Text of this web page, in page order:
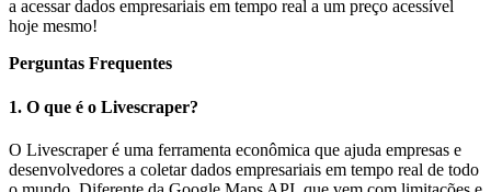
a acessar dados empresariais em tempo real a um preço acessível
hoje mesmo!
Perguntas Frequentes
1. O que é o Livescraper?
O Livescraper é uma ferramenta econômica que ajuda empresas e
desenvolvedores a coletar dados empresariais em tempo real de todo